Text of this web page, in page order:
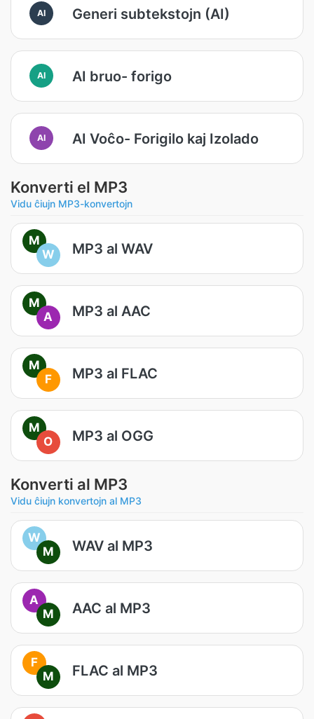
AI Generi subtekstojn (AI)
AI AI bruo- forigo
AI AI Voĉo- Forigilo kaj Izolado
Konverti el MP3
Vidu ĉiujn MP3-konvertojn
M
W
MP3 al WAV
M
A
MP3 al AAC
M
F
MP3 al FLAC
M
O
MP3 al OGG
Konverti al MP3
Vidu ĉiujn konvertojn al MP3
W
M
WAV al MP3
A
M
AAC al MP3
F
M
FLAC al MP3